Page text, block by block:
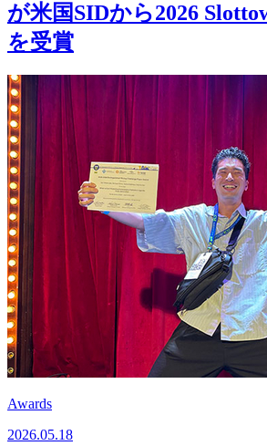
が米国SIDから2026
を受賞
Awards
2026.05.18